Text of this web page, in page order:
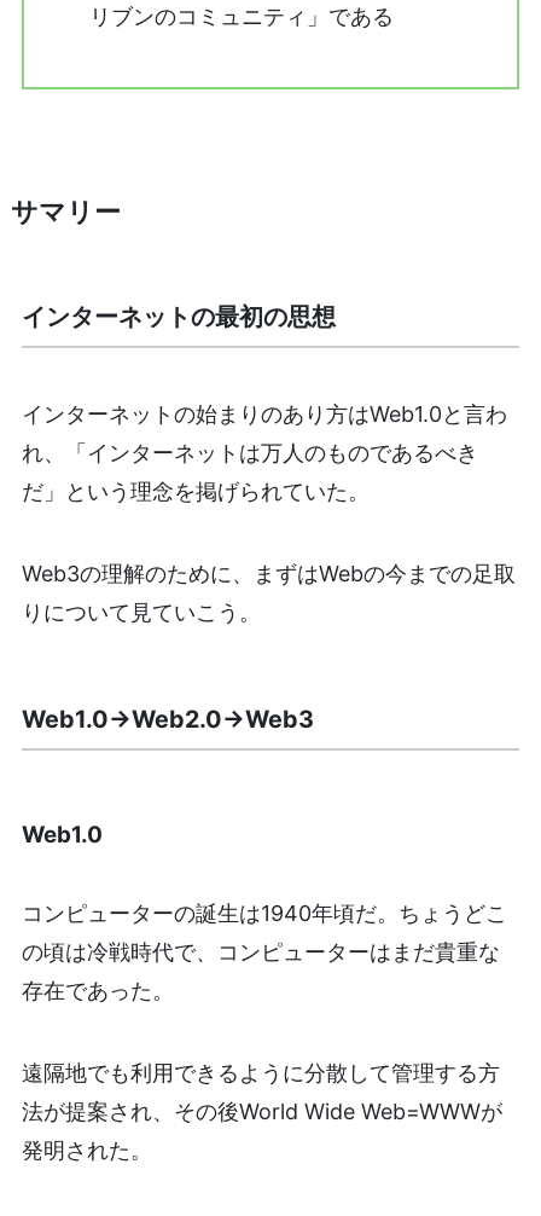
リブンのコミュニティ」である
サマリー
インターネットの最初の思想
インターネットの始まりのあり方はWeb1.0と言わ
れ、「インターネットは万人のものであるべき
だ」という理念を掲げられていた。
Web3の理解のために、まずはWebの今までの足取
りについて見ていこう。
Web1.0→Web2.0→Web3
Web1.0
コンピューターの誕生は1940年頃だ。ちょうどこ
の頃は冷戦時代で、コンピューターはまだ貴重な
存在であった。
遠隔地でも利用できるように分散して管理する方
法が提案され、その後World Wide Web=WWWが
発明された。